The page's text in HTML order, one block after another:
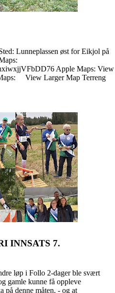
Lunneplassen øst for Eikjol på
Apple Maps: View
View Larger Map Terreng
INNSATS 7.
løp i Follo 2-dager ble svært
gamle kunne få oppleve
på denne måten, - og at